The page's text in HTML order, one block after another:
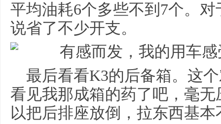
平均油耗6个多些不到7个。
说省了不少开支。
最后看看K3的后备箱。这
看见我那成箱的药了吧，毫
以把后排座放倒，拉东西基本